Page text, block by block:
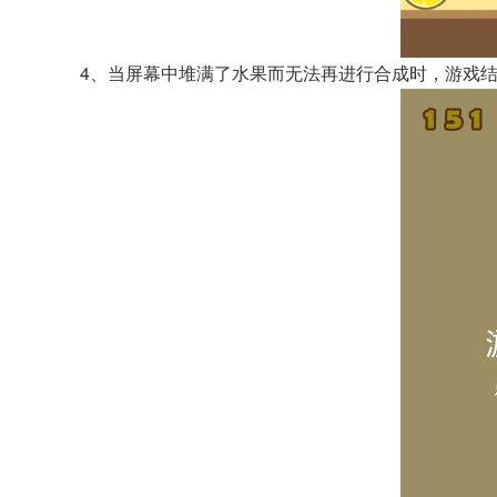
4、当屏幕中堆满了水果而无法再进行合成时，游戏